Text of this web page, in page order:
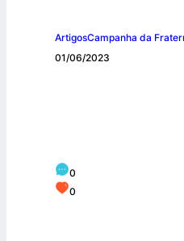
ArtigosCampanha da
01/06/2023
0
0